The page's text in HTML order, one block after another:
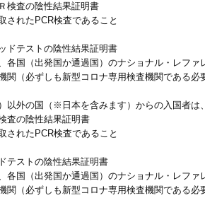
検査の陰性結果証明書
されたPCR検査であること
ドテストの陰性結果証明書
各国（出発国か通過国）のナショナル・レフ
関（必ずしも新型コロナ専用検査機関である必
以外の国（※日本を含みます）からの入国者は
査の陰性結果証明書
されたPCR検査であること
テストの陰性結果証明書
各国（出発国か通過国）のナショナル・レフ
関（必ずしも新型コロナ専用検査機関である必